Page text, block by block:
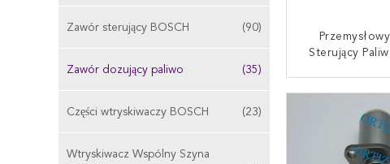
Zawór sterujący BOSCH (90)
Zawór dozujący paliwo (35)
Części wtryskiwaczy BOSCH (23)
Wtryskiwacz Wspólny Szyna
Sterujący
SKONTAKTUJ